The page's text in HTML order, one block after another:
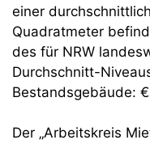
einer
Quadratmeter
des für NRW
Durchschnitt-
Bestandsgebäude:
Der „Arbeitskreis